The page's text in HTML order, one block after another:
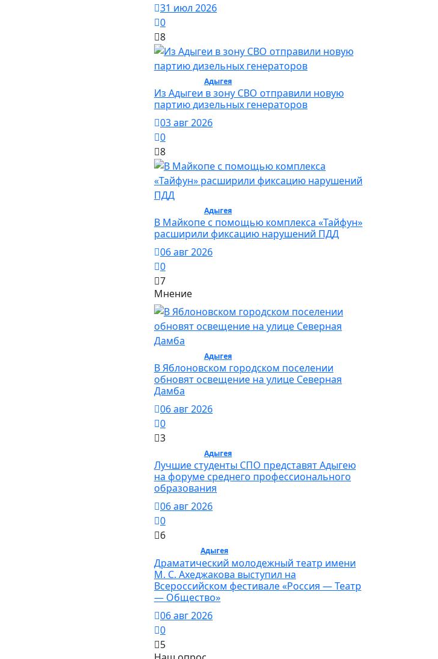
31 июл 2026
0
8
Адыгея/ Общество
Из Адыгеи в зону СВО отправили новую
партию дизельных генераторов
03 авг 2026
0
8
Адыгея/ Общество
В Майкопе с помощью комплекса «Тайфун»
расширили фиксацию нарушений ПДД
06 авг 2026
0
7
Мнение
Адыгея/ Общество
В Яблоновском городском поселении
обновят освещение на улице Северная
Дамба
06 авг 2026
0
3
Адыгея/ Общество
Лучшие студенты СПО представят Адыгею
на форуме среднего профессионального
образования
06 авг 2026
0
6
Адыгея/ Культура
Драматический молодежный театр имени
М. С. Ахеджакова выступил на
Всероссийском фестивале «Россия — Театр
— Общество»
06 авг 2026
0
5